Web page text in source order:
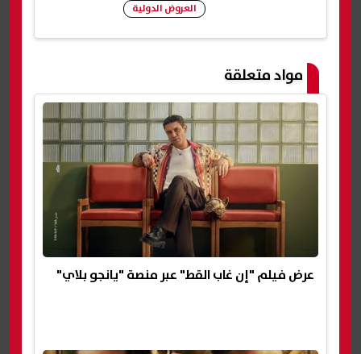
العروض الدولية
مواد متعلقة
عرض فيلم "إن غاب القط" عبر منصة "يانجو بلاي"